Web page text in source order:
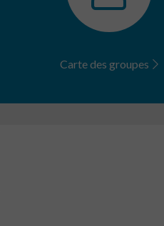
Carte des groupes